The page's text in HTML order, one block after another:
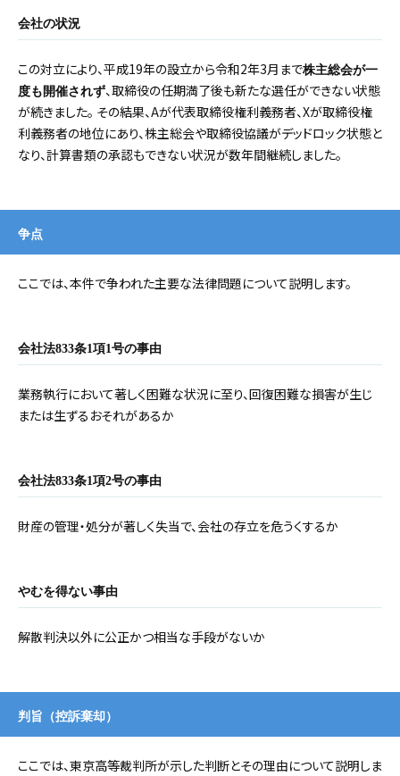
会社の状況
この対立により、平成19年の設立から令和2年3月まで株主総会が一
度も開催されず、取締役の任期満了後も新たな選任ができない状態
が続きました。 その結果、Aが代表取締役権利義務者、Xが取締役権
利義務者の地位にあり、株主総会や取締役協議がデッドロック状態と
なり、計算書類の承認もできない状況が数年間継続しました。
争点
ここでは、本件で争われた主要な法律問題について説明します。
会社法833条1項1号の事由
業務執行において著しく困難な状況に至り、回復困難な損害が生じ
または生ずるおそれがあるか
会社法833条1項2号の事由
財産の管理・処分が著しく失当で、会社の存立を危うくするか
やむを得ない事由
解散判決以外に公正かつ相当な手段がないか
判旨（控訴棄却）
ここでは、東京高等裁判所が示した判断とその理由について説明しま